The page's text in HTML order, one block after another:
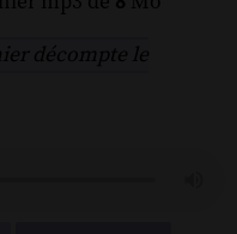
décompte le